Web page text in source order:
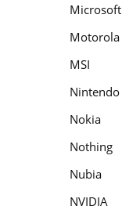
Microsoft
Motorola
MSI
Nintendo
Nokia
Nothing
Nubia
NVIDIA